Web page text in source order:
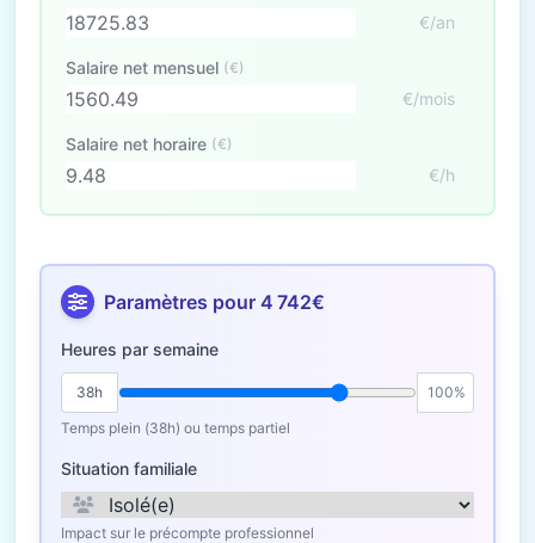
€/an
Salaire net mensuel (€)
€/mois
Salaire net horaire (€)
€/h
Paramètres pour 4 742€
Heures par semaine
38h
100%
Temps plein (38h) ou temps partiel
Situation familiale
Impact sur le précompte professionnel